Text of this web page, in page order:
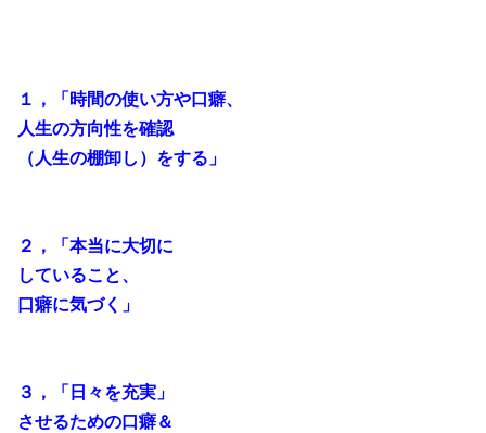
１，「時間の使い方や口癖、
人生の方向性を確認
（人生の棚卸し）をする」
２，「本当に大切に
していること、
口癖に気づく」
３，「日々を充実」
させるための口癖＆